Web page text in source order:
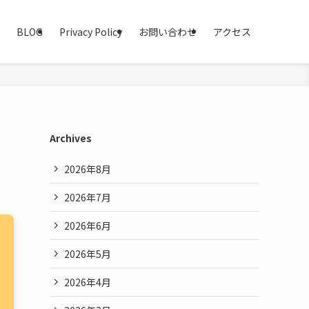
BLOG Privacy Policy お問い合わせ アクセス
Archives
2026年8月
2026年7月
2026年6月
2026年5月
2026年4月